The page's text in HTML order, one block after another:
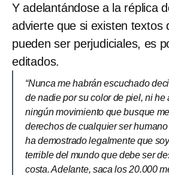
Y adelantándose a la réplica
advierte que si existen textos
pueden ser perjudiciales, es
editados.
“Nunca me habrán escuchado
de nadie por su color de piel, ni he
ningún movimiento que busque
derechos de cualquier ser
ha demostrado legalmente que
terrible del mundo que debe ser
costa. Adelante, saca los 20.000